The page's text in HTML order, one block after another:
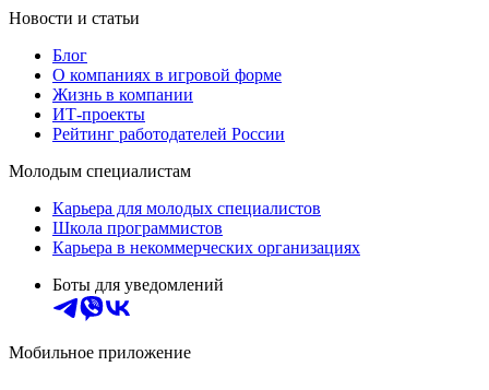
Новости и статьи
Блог
О компаниях в игровой форме
Жизнь в компании
ИТ-проекты
Рейтинг работодателей России
Молодым специалистам
Карьера для молодых специалистов
Школа программистов
Карьера в некоммерческих организациях
Боты для уведомлений
Мобильное приложение